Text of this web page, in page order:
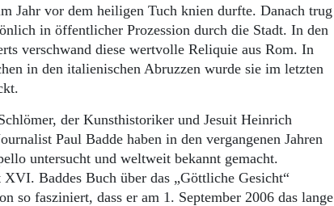
Jahr vor dem heiligen Tuch knien durfte. Danach trug
in öffentlicher Prozession durch die Stadt. In den
verschwand diese wertvolle Reliquie aus Rom. In
in den italienischen Abruzzen wurde sie im letzten
der Kunsthistoriker und Jesuit Heinrich
Paul Badde haben in den vergangenen Jahren
untersucht und weltweit bekannt gemacht.
XVI. Baddes Buch über das „Göttliche Gesicht“
so fasziniert, dass er am 1. September 2006 das lange